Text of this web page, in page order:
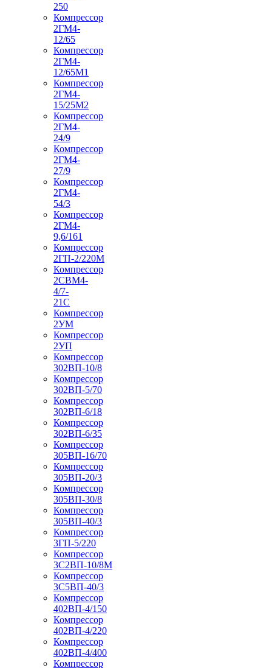
250
Компрессор
2ГМ4-
12/65
Компрессор
2ГМ4-
12/65М1
Компрессор
2ГМ4-
15/25М2
Компрессор
2ГМ4-
24/9
Компрессор
2ГМ4-
27/9
Компрессор
2ГМ4-
54/3
Компрессор
2ГМ4-
9,6/161
Компрессор
2ГП-2/220М
Компрессор
2СВМ4-
4/7-
21С
Компрессор
2УМ
Компрессор
2УП
Компрессор
302ВП-10/8
Компрессор
302ВП-5/70
Компрессор
302ВП-6/18
Компрессор
302ВП-6/35
Компрессор
305ВП-16/70
Компрессор
305ВП-20/3
Компрессор
305ВП-30/8
Компрессор
305ВП-40/3
Компрессор
3ГП-5/220
Компрессор
3С2ВП-10/8М
Компрессор
3С5ВП-40/3
Компрессор
402ВП-4/150
Компрессор
402ВП-4/220
Компрессор
402ВП-4/400
Компрессор